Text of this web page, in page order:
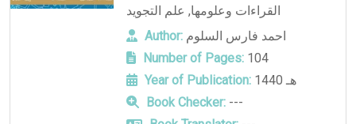
القراءات وعلومها, علم التجويد
Author: احمد فارس السلوم
Number of Pages:104
Year of Publication:
1440 هـ
Book Checker:---